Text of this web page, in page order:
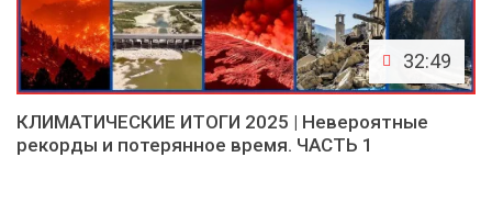
32:49
КЛИМАТИЧЕСКИЕ ИТОГИ 2025 | Невероятные
рекорды и потерянное время. ЧАСТЬ 1